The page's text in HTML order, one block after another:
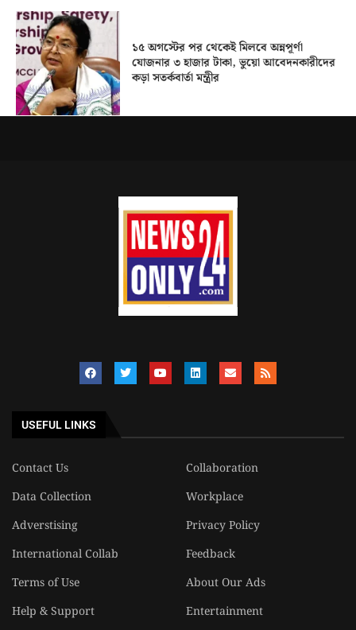
১৫ অগস্টের পর থেকেই মিলবে অন্নপূর্ণা
যোজনার ৩ হাজার টাকা, ভুয়ো আবেদনকারীদের
কড়া সতর্কবার্তা মন্ত্রীর
USEFUL LINKS
Contact Us
Collaboration
Data Collection
Workplace
Adverstising
Privacy Policy
International Collab
Feedback
Terms of Use
About Our Ads
Help & Support
Entertainment